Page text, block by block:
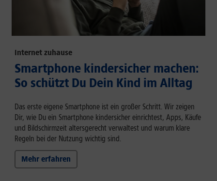
Internet zuhause
Smartphone kindersicher machen:
So schützt Du Dein Kind im Alltag
Das erste eigene Smartphone ist ein großer Schritt. Wir zeigen
Dir, wie Du ein Smartphone kindersicher einrichtest, Apps, Käufe
und Bildschirmzeit altersgerecht verwaltest und warum klare
Regeln bei der Nutzung wichtig sind.
Mehr erfahren